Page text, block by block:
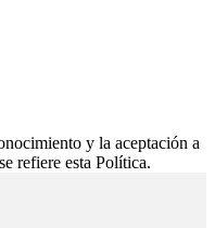
y la aceptación a
refiere esta Política.